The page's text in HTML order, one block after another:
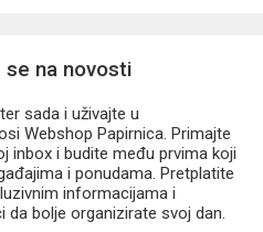
na novosti
sada i uživajte u
Webshop Papirnica. Primajte
inbox i budite među prvima koji
i ponudama. Pretplatite
informacijama i
bolje organizirate svoj dan.